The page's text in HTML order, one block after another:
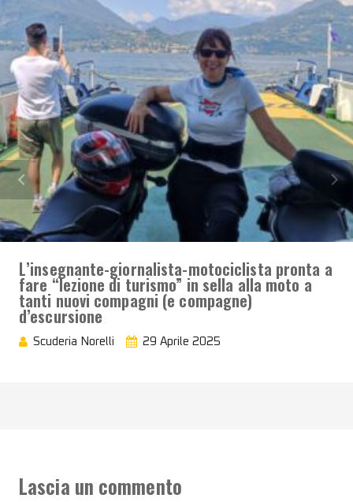
L’insegnante-giornalista-motociclista pronta a
fare “lezione di turismo” in sella alla moto a
tanti nuovi compagni (e compagne)
d’escursione
Scuderia Norelli 29 Aprile 2025
Lascia un commento